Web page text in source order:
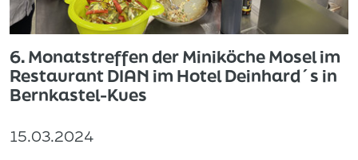
6. Monatstreffen der Miniköche Mosel im
Restaurant DIAN im Hotel Deinhard´s in
Bernkastel-Kues
15.03.2024